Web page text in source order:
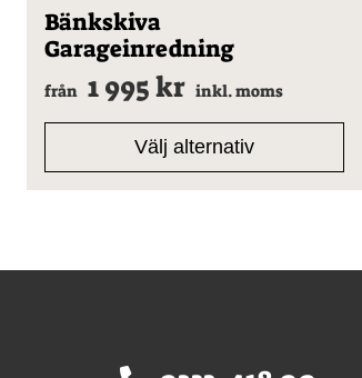
Endast ett sökresultat
Bänkskiva
Garageinredning
från 1 995kr inkl. moms
Välj alternativ
Den
här
produkten
flera
varianter.
alternativen